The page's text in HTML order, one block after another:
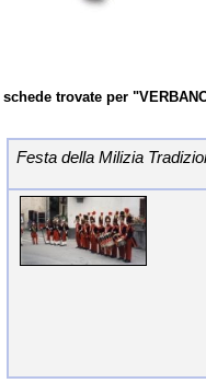
schede trovate per
Festa della Milizia